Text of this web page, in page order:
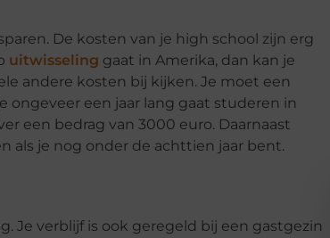
De kosten van je high school zijn erg
uitwisseling gaat in Amerika, dan kan je
andere kosten bij kijken. Je moet een
ongeveer een jaar lang gaat studeren in
een bedrag van 3000 euro. Daarnaast
als je nog onder de achttien jaar bent.
Je verblijf is ook geregeld bij een gastgezin